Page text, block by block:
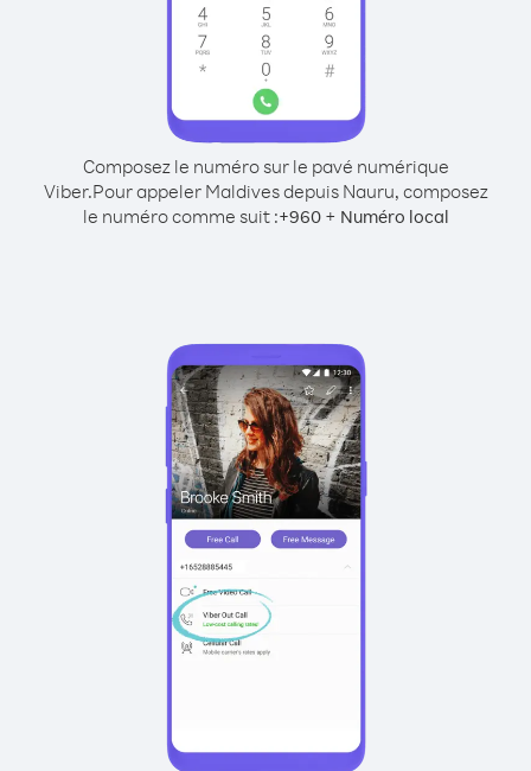
Composez le numéro sur le pavé numérique
Viber.Pour appeler Maldives depuis Nauru, composez
le numéro comme suit :+960+ Numéro local